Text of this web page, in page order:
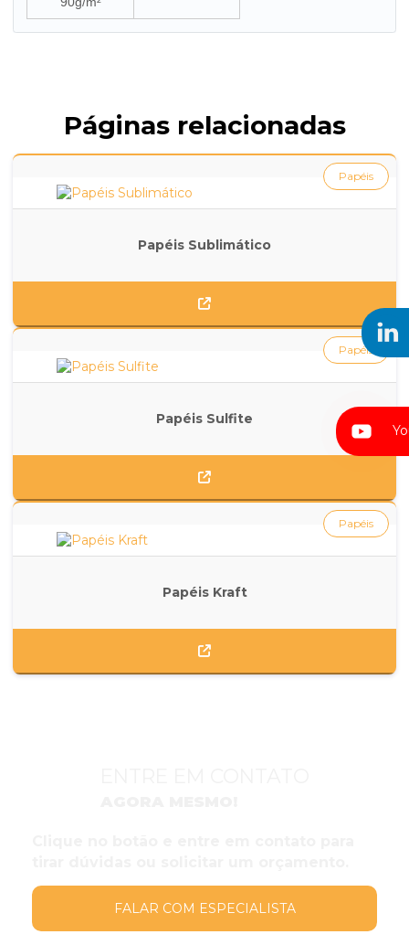
Páginas relacionadas
Papéis Sublimático
Papéis
Papéis Sulfite
Papéis
Papéis Kraft
Papéis
FALAR COM ESPECIALISTA